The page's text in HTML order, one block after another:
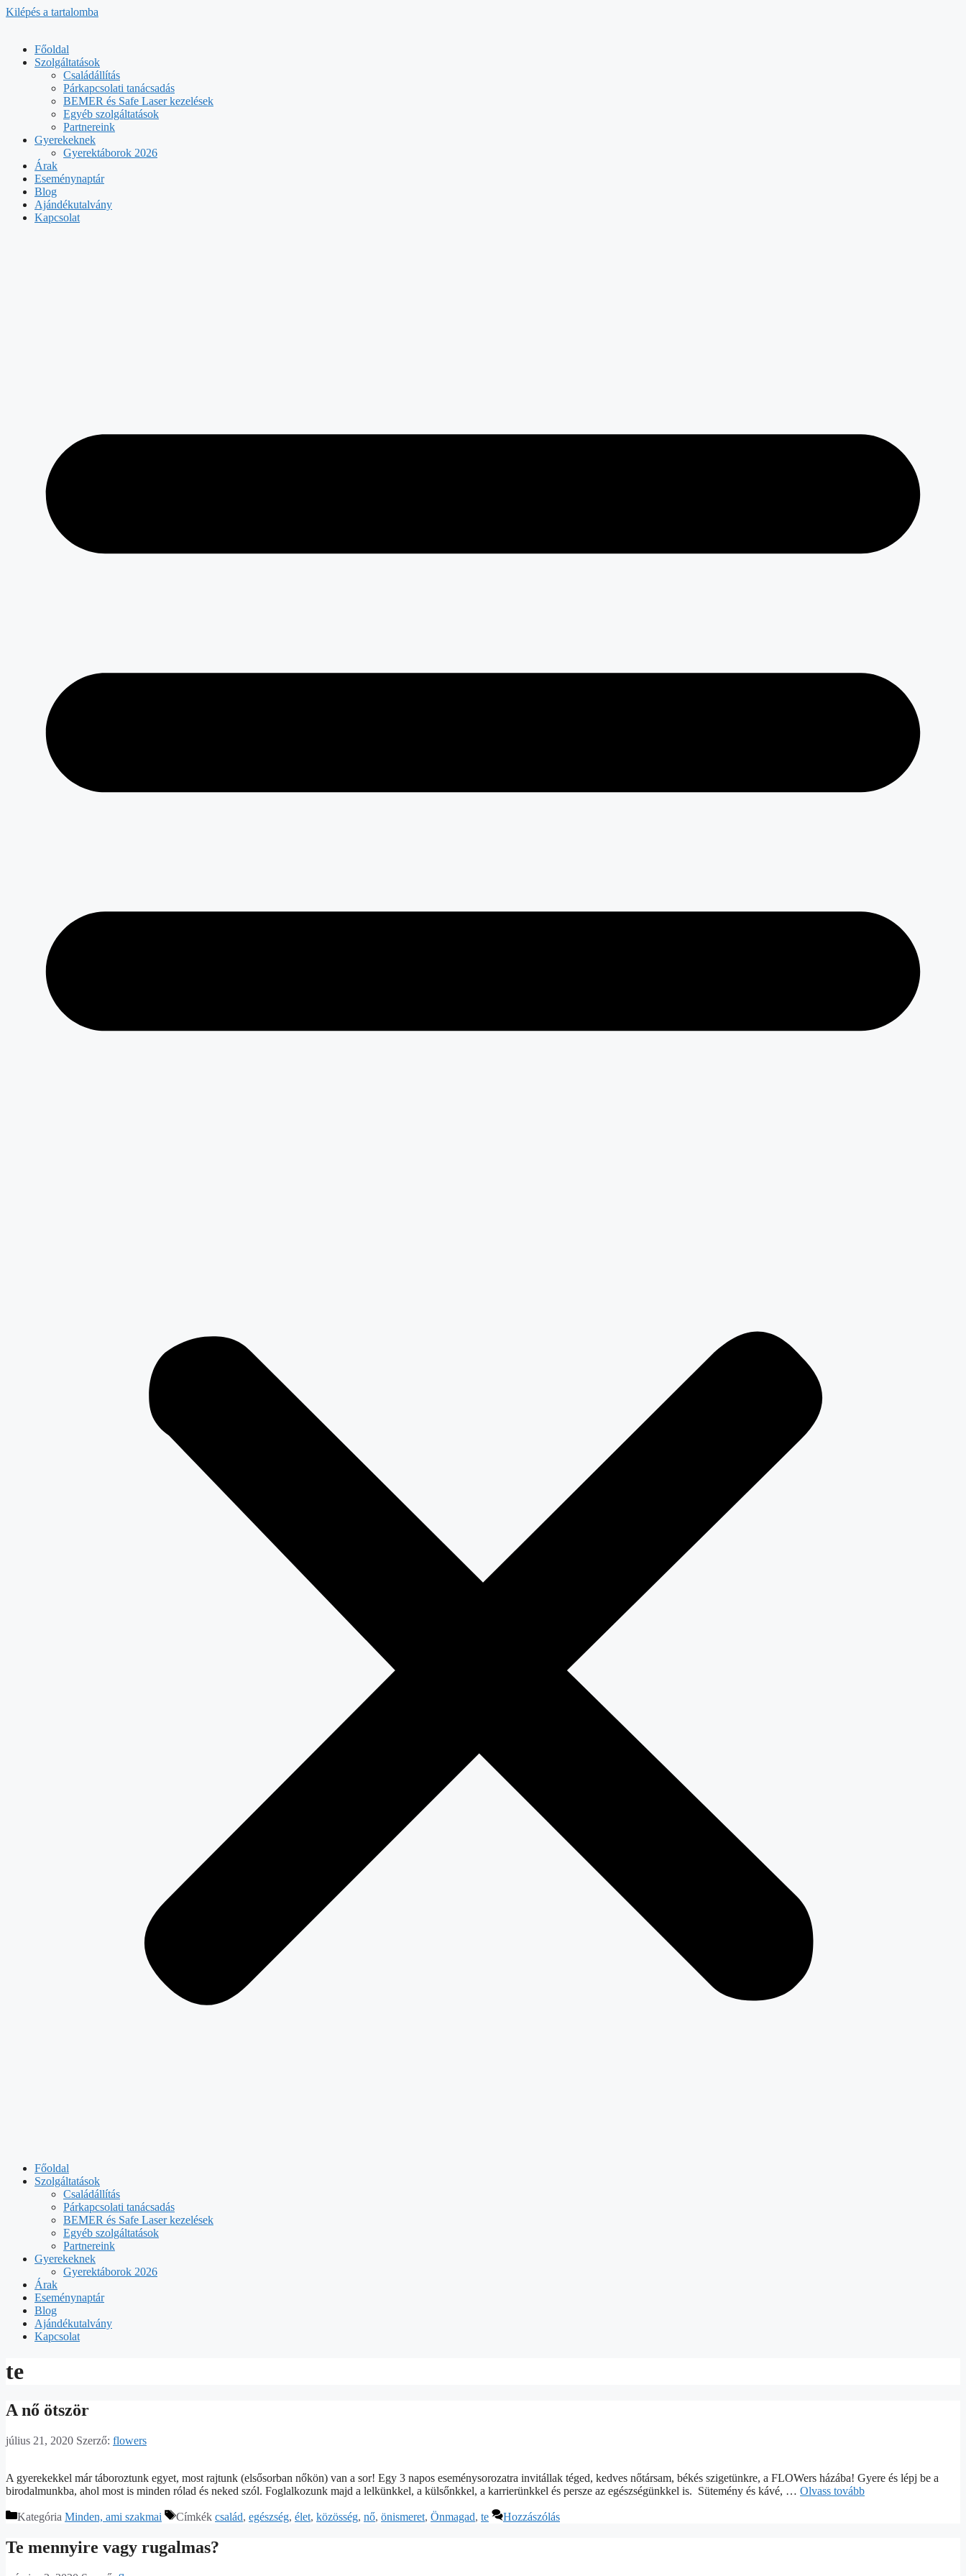
Kilépés a tartalomba
Főoldal
Szolgáltatások
Családállítás
Párkapcsolati tanácsadás
BEMER és Safe Laser kezelések
Egyéb szolgáltatások
Partnereink
Gyerekeknek
Gyerektáborok 2026
Árak
Eseménynaptár
Blog
Ajándékutalvány
Kapcsolat
Főoldal
Szolgáltatások
Családállítás
Párkapcsolati tanácsadás
BEMER és Safe Laser kezelések
Egyéb szolgáltatások
Partnereink
Gyerekeknek
Gyerektáborok 2026
Árak
Eseménynaptár
Blog
Ajándékutalvány
Kapcsolat
te
A nő ötször
július 21, 2020 Szerző: flowers
A gyerekekkel már táboroztunk egyet, most rajtunk (elsősorban nőkön) van a sor! Egy 3 napos eseménysorozatra invitállak téged, kedves nőtársam, békés szigetünkre, a FLOWers házába! Gyere és lépj be a
birodalmunkba, ahol most is minden rólad és neked szól. Foglalkozunk majd a lelkünkkel, a külsőnkkel, a karrierünkkel és persze az egészségünkkel is. Sütemény és kávé, … Olvass tovább
Kategória Minden, ami szakmai Címkék család, egészség, élet, közösség, nő, önismeret, Önmagad, te Hozzászólás
Te mennyire vagy rugalmas?